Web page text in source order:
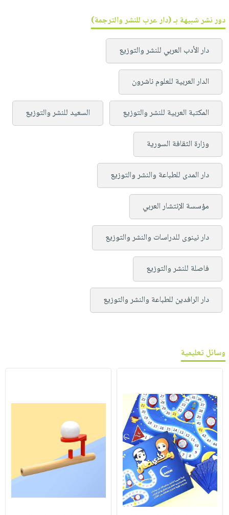
دور نشر شبيهة بـ (دار عرب للنشر والترجمة)
دار الأدب العربي للنشر والتوزيع
الدار العربية للعلوم ناشرون
المكتبة العربية للنشر والتوزيع السعيد للنشر والتوزيع
وزارة الثقافة السورية
دار المدى للطباعة والنشر والتوزيع
مؤسسة الإنتشار العربي
دار نينوى للدراسات والنشر والتوزيع
فاصلة للنشر والتوزيع
دار الرافدين للطباعة والنشر والتوزيع
وسائل تعليمية